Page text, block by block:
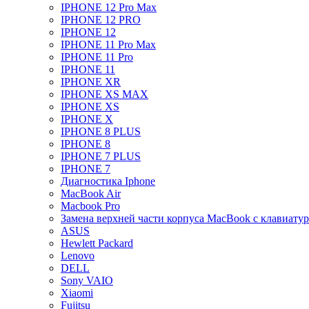
IPHONE 12 Pro Max
IPHONE 12 PRO
IPHONE 12
IPHONE 11 Pro Max
IPHONE 11 Pro
IPHONE 11
IPHONE XR
IPHONE XS MAX
IPHONE XS
IPHONE X
IPHONE 8 PLUS
IPHONE 8
IPHONE 7 PLUS
IPHONE 7
Диагностика Iphone
MacBook Air
Macbook Pro
Замена верхней части корпуса MacBook с
ASUS
Hewlett Packard
Lenovo
DELL
Sony VAIO
Xiaomi
Fujitsu